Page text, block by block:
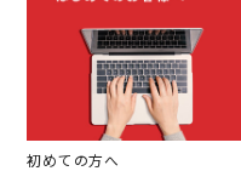
初めての方へ